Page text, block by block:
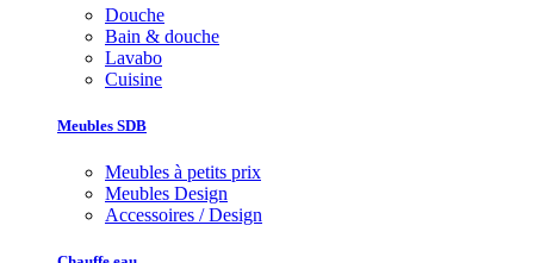
Douche
Bain & douche
Lavabo
Cuisine
Meubles SDB
Meubles à petits prix
Meubles Design
Accessoires / Design